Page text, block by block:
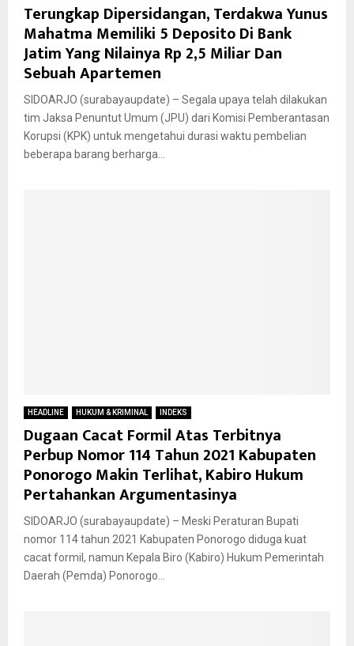
Terungkap Dipersidangan, Terdakwa Yunus
Mahatma Memiliki 5 Deposito Di Bank
Jatim Yang Nilainya Rp 2,5 Miliar Dan
Sebuah Apartemen
SIDOARJO (surabayaupdate) – Segala upaya telah dilakukan
tim Jaksa Penuntut Umum (JPU) dari Komisi Pemberantasan
Korupsi (KPK) untuk mengetahui durasi waktu pembelian
beberapa barang berharga...
HEADLINE HUKUM & KRIMINAL INDEKS
Dugaan Cacat Formil Atas Terbitnya
Perbup Nomor 114 Tahun 2021 Kabupaten
Ponorogo Makin Terlihat, Kabiro Hukum
Pertahankan Argumentasinya
SIDOARJO (surabayaupdate) – Meski Peraturan Bupati
nomor 114 tahun 2021 Kabupaten Ponorogo diduga kuat
cacat formil, namun Kepala Biro (Kabiro) Hukum Pemerintah
Daerah (Pemda) Ponorogo...